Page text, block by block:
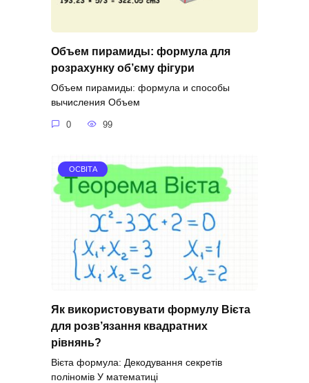
Объем пирамиды: формула для
розрахунку об’єму фігури
Объем пирамиды: формула и способы
вычисления Объем
0 99
ОСВІТА
Як використовувати формулу Вієта
для розв’язання квадратних
рівнянь?
Вієта формула: Декодування секретів
поліномів У математиці